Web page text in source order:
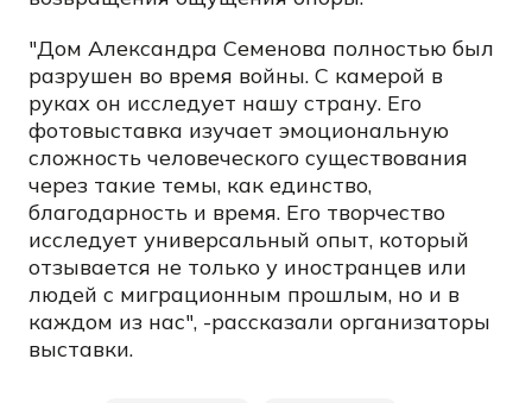
"Дом Александра Семенова полностью был
разрушен во время войны. С камерой в
руках он исследует нашу страну. Его
фотовыставка изучает эмоциональную
сложность человеческого существования
через такие темы, как единство,
благодарность и время. Его творчество
исследует универсальный опыт, который
отзывается не только у иностранцев или
людей с миграционным прошлым, но и в
каждом из нас", -рассказали организаторы
выставки.